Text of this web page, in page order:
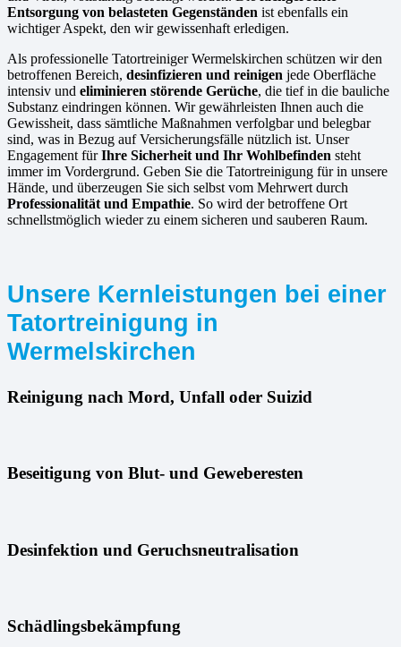
Entsorgung von belasteten Gegenständen ist ebenfalls ein
wichtiger Aspekt, den wir gewissenhaft erledigen.
Als professionelle Tatortreiniger Wermelskirchen schützen wir den
betroffenen Bereich, desinfizieren und reinigen jede Oberfläche
intensiv und eliminieren störende Gerüche, die tief in die bauliche
Substanz eindringen können. Wir gewährleisten Ihnen auch die
Gewissheit, dass sämtliche Maßnahmen verfolgbar und belegbar
sind, was in Bezug auf Versicherungsfälle nützlich ist. Unser
Engagement fürIhre Sicherheit und Ihr Wohlbefinden steht
immer im Vordergrund. Geben Sie die Tatortreinigung für in unsere
Hände, und überzeugen Sie sich selbst vom Mehrwert durch
Professionalität und Empathie. So wird der betroffene Ort
schnellstmöglich wieder zu einem sicheren und sauberen Raum.
Unsere Kernleistungen bei einer
Tatortreinigung in
Wermelskirchen
Reinigung nach Mord, Unfall oder Suizid
Beseitigung von Blut- und Geweberesten
Desinfektion und Geruchsneutralisation
Schädlingsbekämpfung